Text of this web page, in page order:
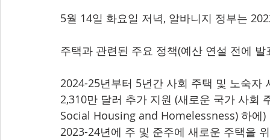
5월 14일 화요일 저녁, 알바니지 정부는
주택과 관련된 주요 정책(예산 연설 전에
2024-25년부터 5년간 사회 주택 및 노숙
2,310만 달러 추가 지원 (새로운 국가 사
Social Housing and Homelessness) 하에)
2023-24년에 주 및 준주에 새로운 주택을